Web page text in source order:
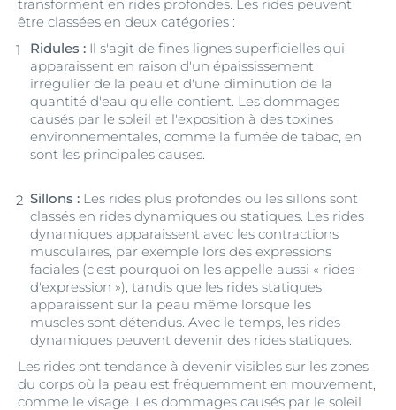
transforment en rides profondes. Les rides peuvent
être classées en deux catégories :
Ridules : Il s'agit de fines lignes superficielles qui
apparaissent en raison d'un épaississement
irrégulier de la peau et d'une diminution de la
quantité d'eau qu'elle contient. Les dommages
causés par le soleil et l'exposition à des toxines
environnementales, comme la fumée de tabac, en
sont les principales causes.
Sillons : Les rides plus profondes ou les sillons sont
classés en rides dynamiques ou statiques. Les rides
dynamiques apparaissent avec les contractions
musculaires, par exemple lors des expressions
faciales (c'est pourquoi on les appelle aussi « rides
d'expression »), tandis que les rides statiques
apparaissent sur la peau même lorsque les
muscles sont détendus. Avec le temps, les rides
dynamiques peuvent devenir des rides statiques.
Les rides ont tendance à devenir visibles sur les zones
du corps où la peau est fréquemment en mouvement,
comme le visage. Les dommages causés par le soleil